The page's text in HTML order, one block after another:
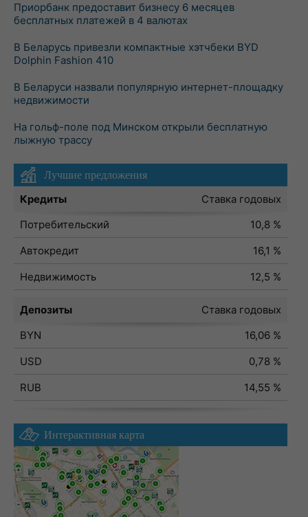
Приорбанк предоставит бизнесу 6 месяцев
бесплатных платежей в 4 валютах
В Беларусь привезли компактные хэтчбеки BYD
Dolphin Fashion 410
В Беларуси назвали популярную интернет-площадку
недвижимости
На гольф-поле под Минском открыли бесплатную
лыжную трассу
Лучшие предложения
Кредиты
Ставка годовых
Потребительский
10,8 %
Автокредит
16,1 %
Недвижимость
12,5 %
Депозиты
Ставка годовых
BYN
16,06 %
USD
0,78 %
RUB
14,55 %
Интерактивная карта